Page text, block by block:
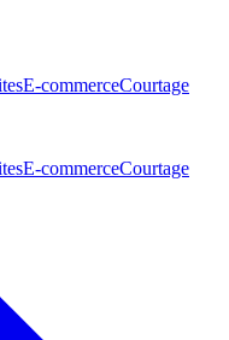
E-commerceCourtage
E-commerceCourtage